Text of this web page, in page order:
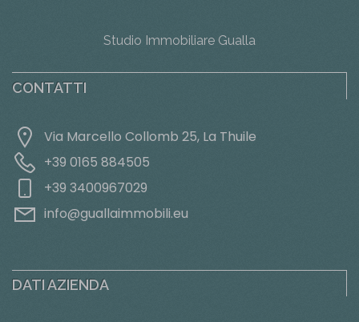
Studio Immobiliare Gualla
CONTATTI
Via Marcello Collomb 25, La Thuile
+39 0165 884505
+39 3400967029
info@guallaimmobili.eu
DATI AZIENDA